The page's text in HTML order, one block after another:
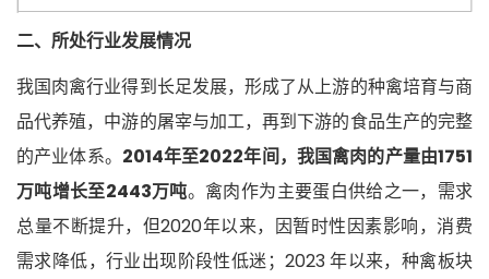
二、所处行业发展情况
我国肉禽行业得到长足发展，形成了从上游的种禽培育与商
品代养殖，中游的屠宰与加工，再到下游的食品生产的完整
的产业体系。 2014年至2022年间，我国禽肉的产量由1751
万吨增长至2443万吨。禽肉作为主要蛋白供给之一，需求
总量不断提升，但2020年以来，因暂时性因素影响，消费
需求降低，行业出现阶段性低迷；2023 年以来，种禽板块